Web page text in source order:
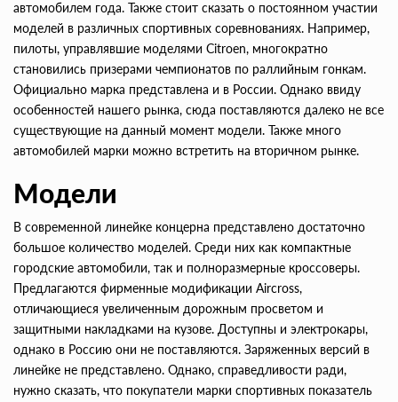
автомобилем года. Также стоит сказать о постоянном участии
моделей в различных спортивных соревнованиях. Например,
пилоты, управлявшие моделями Citroen, многократно
становились призерами чемпионатов по раллийным гонкам.
Официально марка представлена и в России. Однако ввиду
особенностей нашего рынка, сюда поставляются далеко не все
существующие на данный момент модели. Также много
автомобилей марки можно встретить на вторичном рынке.
Модели
В современной линейке концерна представлено достаточно
большое количество моделей. Среди них как компактные
городские автомобили, так и полноразмерные кроссоверы.
Предлагаются фирменные модификации Aircross,
отличающиеся увеличенным дорожным просветом и
защитными накладками на кузове. Доступны и электрокары,
однако в Россию они не поставляются. Заряженных версий в
линейке не представлено. Однако, справедливости ради,
нужно сказать, что покупатели марки спортивных показатель